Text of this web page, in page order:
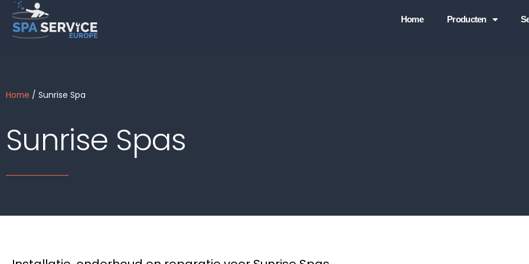
naar
Home Producten
Home / Sunrise Spa
Sunrise Spas